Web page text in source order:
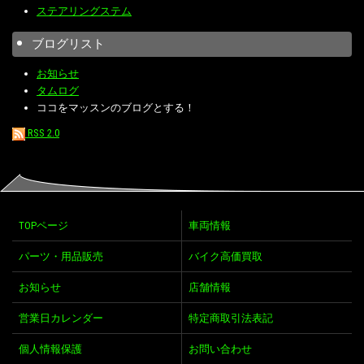
ステアリングステム
ブログリスト
お知らせ
タムログ
ココをマッスンのブログとする！
RSS 2.0
TOPページ 車両情報
パーツ・用品販売 バイク高価買取
お知らせ 店舗情報
営業日カレンダー 特定商取引法表記
個人情報保護 お問い合わせ